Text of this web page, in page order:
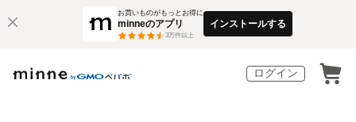
お買いものがもっとお得に
minneのアプリ
3万件以上
インストールする
ログイン